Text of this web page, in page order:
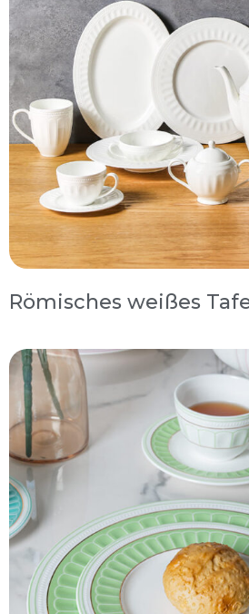
Römisches weißes